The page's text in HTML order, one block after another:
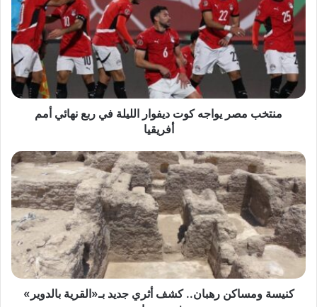
يواجه
كوت
ديفوار
الليلة
في
ربع
نهائي
منتخب مصر يواجه كوت ديفوار الليلة في ربع نهائي أمم
أفريقيا
كنيسة
ومساكن
رهبان..
كشف
أثري
جديد
بـ«القرية
بالدوير»
في
سوهاج
كنيسة ومساكن رهبان.. كشف أثري جديد بـ«القرية بالدوير»